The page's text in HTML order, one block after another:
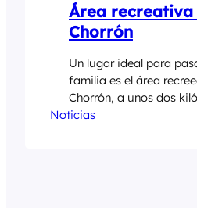
Área recreativa
Chorrón
Un lugar ideal para
familia es el área
Chorrón, a unos dos
Villamayor, desde alli se
Noticias